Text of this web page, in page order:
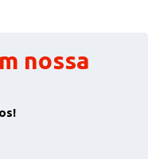
nossa